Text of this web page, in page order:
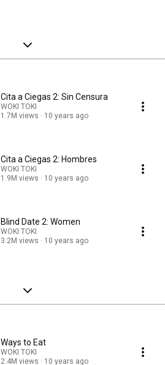
Cita a Ciegas 2: Sin Censura
WOKI TOKI
1.7M views
10 years ago
Cita a Ciegas 2: Hombres
WOKI TOKI
1.9M views
10 years ago
Blind Date 2: Women
WOKI TOKI
3.2M views
10 years ago
Ways to Eat
WOKI TOKI
2.4M views
10 years ago